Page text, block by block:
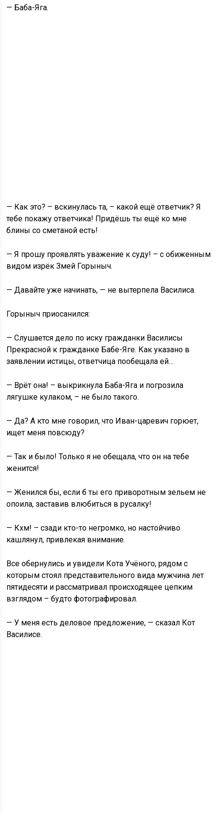
— Баба-Яга.
— Как это? – вскинулась та, – какой ещё ответчик? Я
тебе покажу ответчика! Придёшь ты ещё ко мне
блины со сметаной есть!
— Я прошу проявлять уважение к суду! – с обиженным
видом изрёк Змей Горыныч.
— Давайте уже начинать, — не вытерпела Василиса.
Горыныч приосанился:
— Слушается дело по иску гражданки Василисы
Прекрасной к гражданке Бабе-Яге. Как указано в
заявлении истицы, ответчица пообещала ей…
— Врёт она! – выкрикнула Баба-Яга и погрозила
лягушке кулаком, – не было такого.
— Да? А кто мне говорил, что Иван-царевич горюет,
ищет меня повсюду?
— Так и было! Только я не обещала, что он на тебе
женится!
— Женился бы, если б ты его приворотным зельем не
опоила, заставив влюбиться в русалку!
— Кхм! – сзади кто-то негромко, но настойчиво
кашлянул, привлекая внимание.
Все обернулись и увидели Кота Учёного, рядом с
которым стоял представительного вида мужчина лет
пятидесяти и рассматривал происходящее цепким
взглядом – будто фотографировал.
— У меня есть деловое предложение, — сказал Кот
Василисе.